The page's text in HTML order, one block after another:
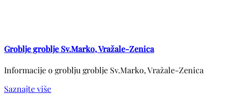
Groblje groblje Sv.Marko, Vražale-Zenica
Informacije o groblju groblje Sv.Marko, Vražale-Zenica
Saznajte više